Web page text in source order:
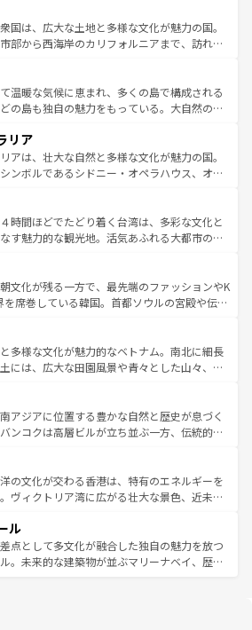
照してほしい。
まま残る町や、スイスならではのユニークな
、アルプス観光だけでなく町歩きも満喫する
。国民の所得が高いため物価も高いが、旅行
料で観光を楽しむこともできる。 なお、新
報はコンテンツ一覧 を参照してほしい。
国は、広大な土地と多様な文化が魅力の国。
部から西海岸のカリフォルニアまで、訪れる
都市は、観光、ショッピング、エンターテイ
まった刺激的なスポットだ。一方、アメリカ
然が広がり、グランドキャニオンやイエロー
ーリンズでは、音楽と美食が融合した独特の
旅行者はアメリカの各地域で異なる魅力を楽
その多様性と豊かな歴史を感じることができ
のスタイルだ。 なお、新着のアメリカ
ンツ一覧を参照してほしい。
温暖な気候に恵まれ、多くの島で構成される
の島も独自の魅力をもっている。大自然の神
せない。また、定番の観光地といえばオアフ
な自然を求めるならマウイ島やカウアイ島が
メラルドグリーンに輝く海をはじめ、豊かな
しの心で訪れる人々を迎えてくれるハワイの
いローカルフードやハワイアンミュージッ
フラダンスなど、すべてがハワイの魅力を彩
てほしい。 なお、新着のハワイ情報
一覧を参照してほしい。
リア
アは、壮大な自然と多様な文化が魅力の国。
ンボルであるシドニー・オペラハウス、オー
大陸中央部にそびえるウルル（エアーズロッ
ニアの美しい原生林やケアンズの熱帯雨林な
がたくさん。また、カフェやワイン、オージ
ィビティも充実しており、サーフィンやダイ
キングなど、アウトドア好きにはたまらな
ラリアの多彩な魅力を存分に味わいつくそ
い。
時間ほどでたどり着く台湾は、多彩な文化と
す魅力的な観光地。活気あふれる大都市の台
な山岳地帯である台湾東部など、都市の喧騒
さが共存しており、訪れる人に新しい発見と
してくれる。また、奥深い台湾の食文化も魅
評判のスイーツなど、バラエティ豊かな料理
が味わえる。 なお、新着の台湾情報は コンテンツ一覧を参
。
文化が残る一方で、最先端のファッションやK
を席巻している韓国。首都ソウルの宮殿や伝統
を延ばせば四季折々の自然美を楽しむことが
て、キムチや焼肉、絶品のストリートフード
まな韓国料理が待っている。夜には、韓国な
れながら、韓国の多彩な魅力を心ゆくまで味
わってみてほしい。 なお、新着の韓国情報はコンテンツ一
ほしい。
多様な文化が魅力的なベトナム。南北に細長
には、広大な田園風景や青々とした山々、世
共に伝統が息づく。ハノイの古い町並みやホ
フランス統治時代の建物も、独特の雰囲気を
る。また、バラエティの豊かさとおいしさで
やバインミー、ベトナムコーヒーなどは、ぜ
いたい。どの地域を訪れてもあたたかい人々
えてくれるので、きっと忘れられない旅にな
い。
アジアに位置する豊かな自然と歴史が息づく
ンコクは高層ビルが立ち並ぶ一方、伝統的な
している。北部ではチェンマイなどの山岳地
れ合い、南部ではプーケットやクラビの美し
ゾート気分を楽しむことができる。タイ料理
は一年中温暖で、どの季節にも異なる楽しみ
。親しみやすいタイの人々、仏教を中心とし
て多様な観光資源が、訪れる旅人を魅了し続
の文化が交わる香港は、特有のエネルギーを
ヴィクトリア湾に広がる壮大な景色、近未来
れても感動するはず。観光スポットが密集し
よく見どころを回れるのも魅力。息をのむよ
文化的な体験まで、香港を存分に楽しみ尽く
ル
点として多文化が融合した独自の魅力を放つ
。未来的な建築物が並ぶマリーナベイ、歴史